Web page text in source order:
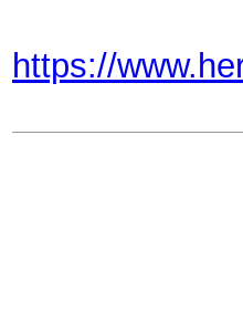
https://